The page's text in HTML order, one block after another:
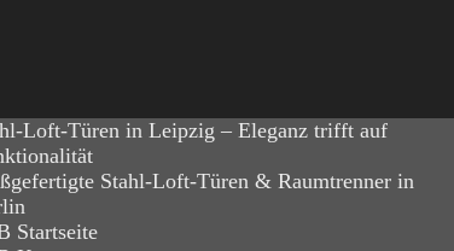
Loft-Türen in Leipzig – Eleganz trifft auf
Stahl-Loft-Türen & Raumtrenner in
Startseite